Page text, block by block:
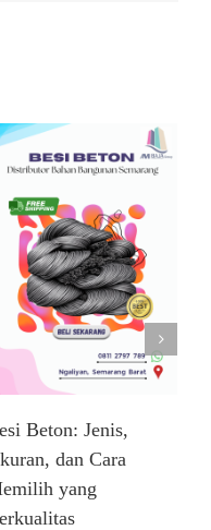
Beton: Jenis,
dan Cara
yang